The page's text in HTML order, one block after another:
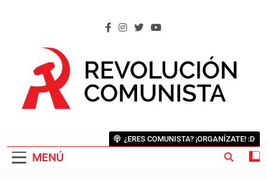
MENÚ
¿ERES COMUNISTA? ¡ORGANÍZATE! :D